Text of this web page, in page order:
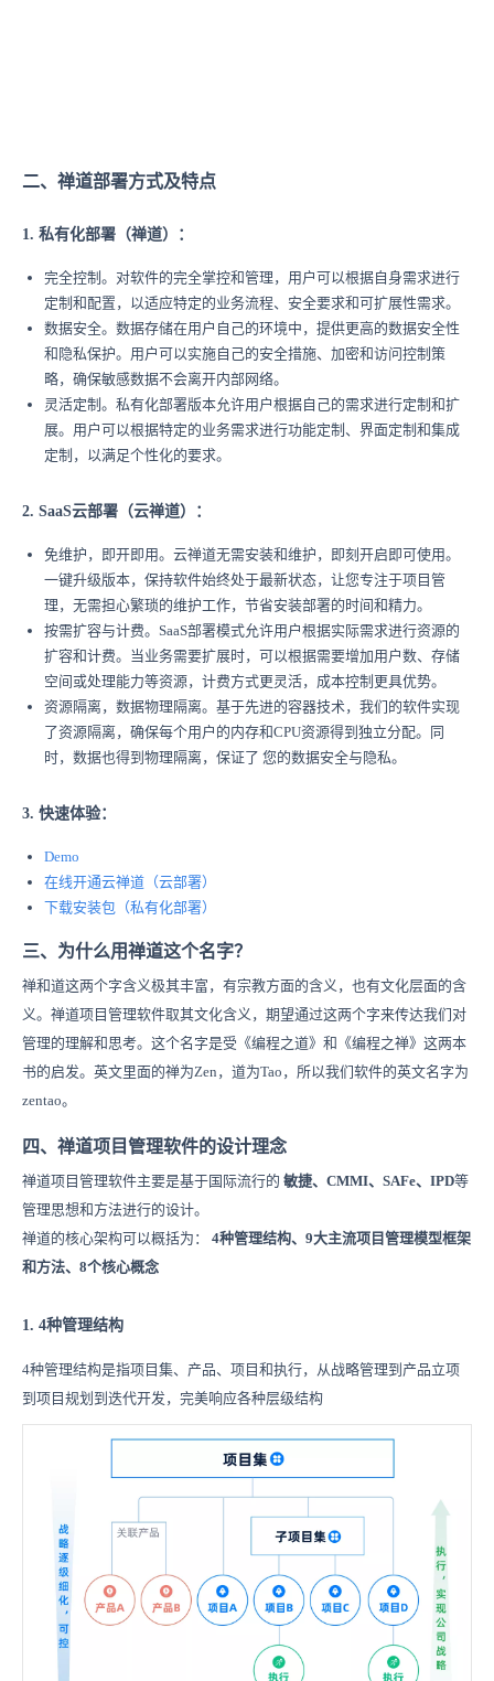
二、禅道部署方式及特点
1. 私有化部署（禅道）：
完全控制。对软件的完全掌控和管理，用户可以根据自身需求进行
定制和配置，以适应特定的业务流程、安全要求和可扩展性需求。
数据安全。数据存储在用户自己的环境中，提供更高的数据安全性
和隐私保护。用户可以实施自己的安全措施、加密和访问控制策
略，确保敏感数据不会离开内部网络。
灵活定制。私有化部署版本允许用户根据自己的需求进行定制和扩
展。用户可以根据特定的业务需求进行功能定制、界面定制和集成
定制，以满足个性化的要求。
2. SaaS云部署（云禅道）：
免维护，即开即用。云禅道无需安装和维护，即刻开启即可使用。
一键升级版本，保持软件始终处于最新状态，让您专注于项目管
理，无需担心繁琐的维护工作，节省安装部署的时间和精力。
按需扩容与计费。SaaS部署模式允许用户根据实际需求进行资源的
扩容和计费。当业务需要扩展时，可以根据需要增加用户数、存储
空间或处理能力等资源，计费方式更灵活，成本控制更具优势。
资源隔离，数据物理隔离。基于先进的容器技术，我们的软件实现
了资源隔离，确保每个用户的内存和CPU资源得到独立分配。同
时，数据也得到物理隔离，保证了 您的数据安全与隐私。
3. 快速体验：
Demo
在线开通云禅道 （云部署）
下载安装包 （私有化部署）
三、为什么用禅道这个名字？
禅和道这两个字含义极其丰富，有宗教方面的含义，也有文化层面的含
义。禅道项目管理软件取其文化含义，期望通过这两个字来传达我们对
管理的理解和思考。这个名字是受《编程之道》和《编程之禅》这两本
书的启发。英文里面的禅为Zen，道为Tao，所以我们软件的英文名字为
zentao。
四、禅道项目管理软件的设计理念
禅道项目管理软件主要是基于国际流行的 敏捷、CMMI、SAFe、IPD等
管理思想和方法进行的设计。
禅道的核心架构可以概括为： 4种管理结构、9大主流项目管理模型框架
和方法、8个核心概念
1. 4种管理结构
4种管理结构是指项目集、产品、项目和执行，从战略管理到产品立项
到项目规划到迭代开发，完美响应各种层级结构